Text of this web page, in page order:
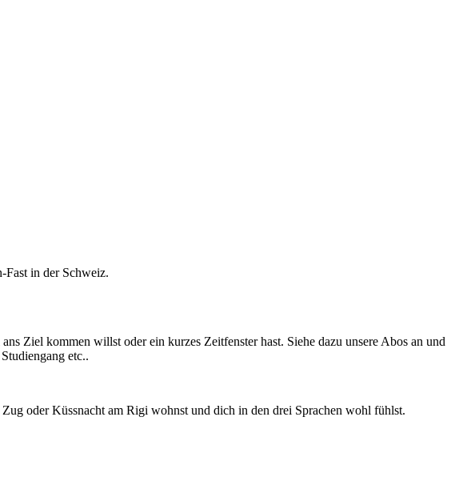
Fast in der Schweiz.
Ziel kommen willst oder ein kurzes Zeitfenster hast. Siehe dazu unsere Abos an und
etc..
oder Küssnacht am Rigi wohnst und dich in den drei Sprachen wohl fühlst.